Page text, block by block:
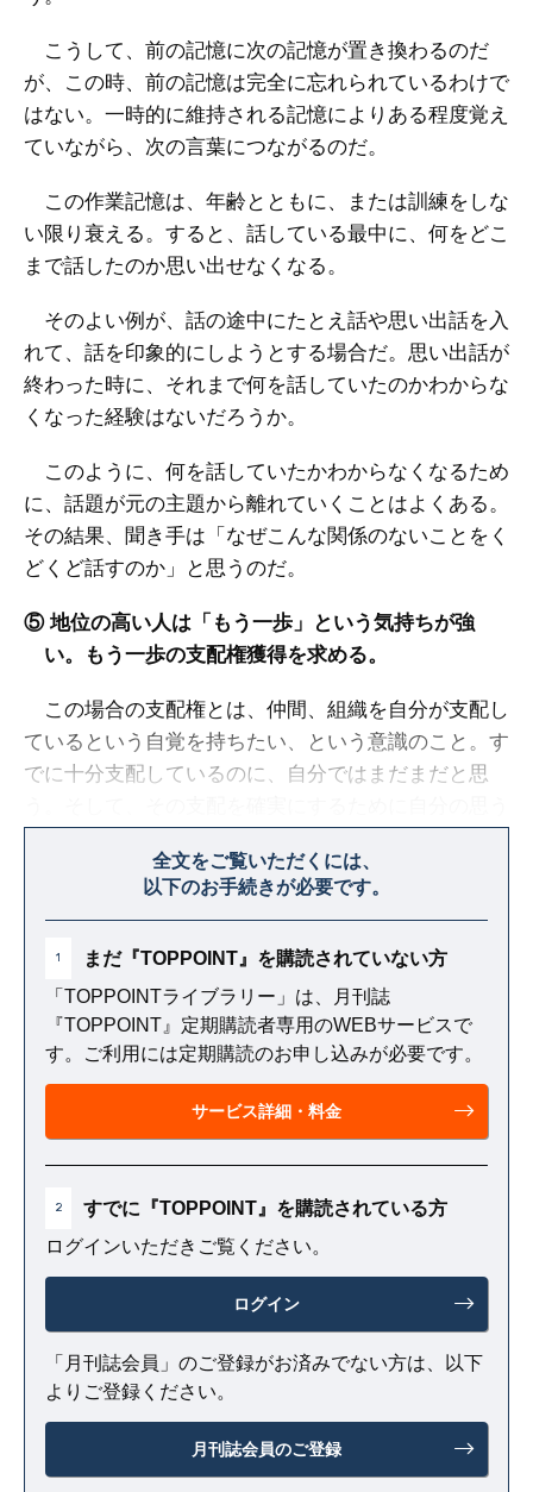
こうして、前の記憶に次の記憶が置き換わるのだ
が、この時、前の記憶は完全に忘れられているわけで
はない。一時的に維持される記憶によりある程度覚え
ていながら、次の言葉につながるのだ。
この作業記憶は、年齢とともに、または訓練をしな
い限り衰える。すると、話している最中に、何をどこ
まで話したのか思い出せなくなる。
そのよい例が、話の途中にたとえ話や思い出話を入
れて、話を印象的にしようとする場合だ。思い出話が
終わった時に、それまで何を話していたのかわからな
くなった経験はないだろうか。
このように、何を話していたかわからなくなるため
に、話題が元の主題から離れていくことはよくある。
その結果、聞き手は「なぜこんな関係のないことをく
どくど話すのか」と思うのだ。
⑤ 地位の高い人は「もう一歩」という気持ちが強
い。もう一歩の支配権獲得を求める。
この場合の支配権とは、仲間、組織を自分が支配し
ているという自覚を持ちたい、という意識のこと。す
でに十分支配しているのに、自分ではまだまだと思
たいのである。全文をご覧いただくには、
以下のお手続きが必要です。
1
まだ『TOPPOINT』を購読されていない方
「TOPPOINTライブラリー」は、月刊誌
『TOPPOINT』定期購読者専用のWEBサービスで
す。ご利用には定期購読のお申し込みが必要です。
サービス詳細・料金
2
すでに『TOPPOINT』を購読されている方
ログインいただきご覧ください。
ログイン
「月刊誌会員」のご登録がお済みでない方は、以下
よりご登録ください。
月刊誌会員のご登録